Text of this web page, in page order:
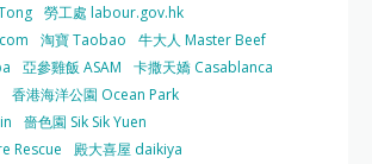
勞工處 labour.gov.hk
淘寶 Taobao
牛大人 Master Beef
亞參雞飯 ASAM
卡撒天嬌 Casablanca
香港海洋公園 Ocean Park
嗇色園 Sik Sik Yuen
Rescue
殿大喜屋 daikiya